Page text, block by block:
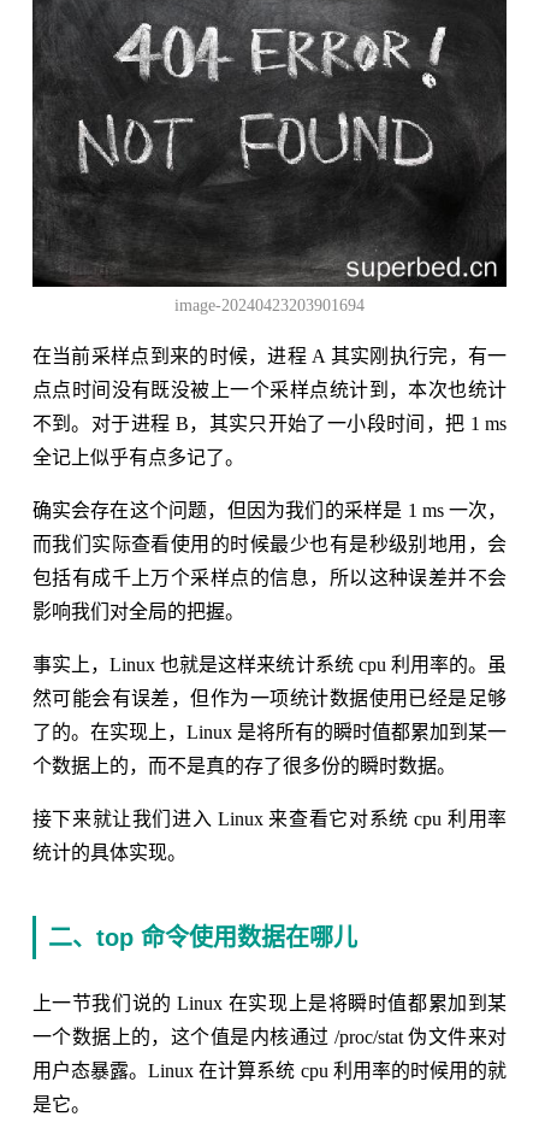
image-20240423203901694
在当前采样点到来的时候，进程 A 其实刚执行完，有一
点点时间没有既没被上一个采样点统计到，本次也统计
不到。对于进程 B，其实只开始了一小段时间，把 1 ms
全记上似乎有点多记了。
确实会存在这个问题，但因为我们的采样是 1 ms 一次，
而我们实际查看使用的时候最少也有是秒级别地用，会
包括有成千上万个采样点的信息，所以这种误差并不会
影响我们对全局的把握。
事实上，Linux 也就是这样来统计系统 cpu 利用率的。虽
然可能会有误差，但作为一项统计数据使用已经是足够
了的。在实现上，Linux 是将所有的瞬时值都累加到某一
个数据上的，而不是真的存了很多份的瞬时数据。
接下来就让我们进入 Linux 来查看它对系统 cpu 利用率
统计的具体实现。
二、top 命令使用数据在哪儿
上一节我们说的 Linux 在实现上是将瞬时值都累加到某
一个数据上的，这个值是内核通过 /proc/stat 伪文件来对
用户态暴露。Linux 在计算系统 cpu 利用率的时候用的就
是它。